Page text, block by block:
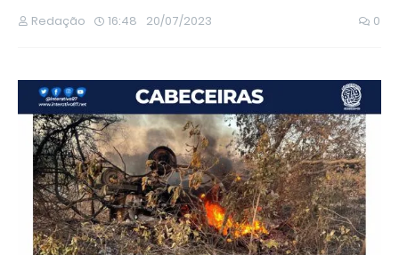
Redação 16:48 20/07/2023 0